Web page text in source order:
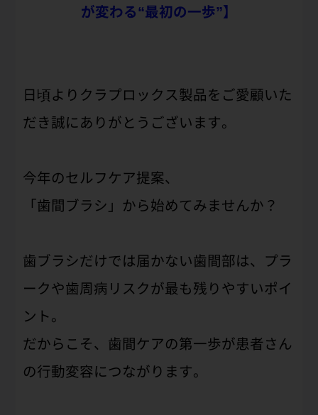
が変わる“最初の一歩”】
日頃よりクラプロックス製品をご愛顧いた
だき誠にありがとうございます。
今年のセルフケア提案、
「歯間ブラシ」から始めてみませんか？
歯ブラシだけでは届かない歯間部は、プラ
ークや歯周病リスクが最も残りやすいポイ
ント。
だからこそ、歯間ケアの第一歩が患者さん
の行動変容につながります。